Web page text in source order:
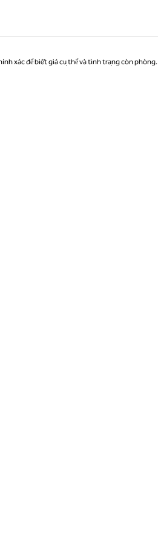
xác để biết giá cụ thể và tình trạng còn phòng.